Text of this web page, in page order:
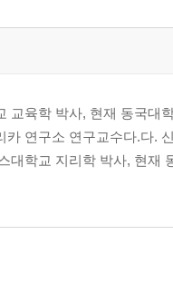
리카
교육학 박사, 현재 동국대
카 연구소 연구교수다.다.
대학교 지리학 박사, 현재